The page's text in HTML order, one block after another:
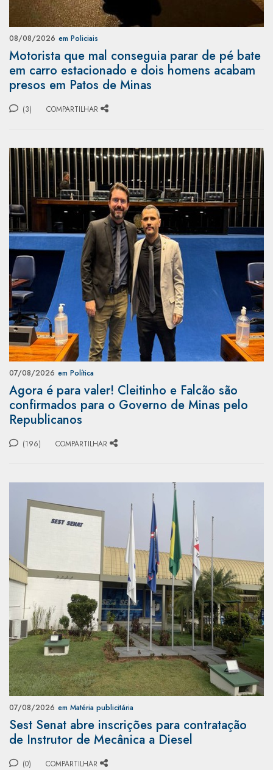
08/08/2026 em Policiais
Motorista que mal conseguia parar de pé bate
em carro estacionado e dois homens acabam
presos em Patos de Minas
(3) COMPARTILHAR
07/08/2026 em Política
Agora é para valer! Cleitinho e Falcão são
confirmados para o Governo de Minas pelo
Republicanos
(196) COMPARTILHAR
07/08/2026 em Matéria publicitária
Sest Senat abre inscrições para contratação
de Instrutor de Mecânica a Diesel
(0) COMPARTILHAR